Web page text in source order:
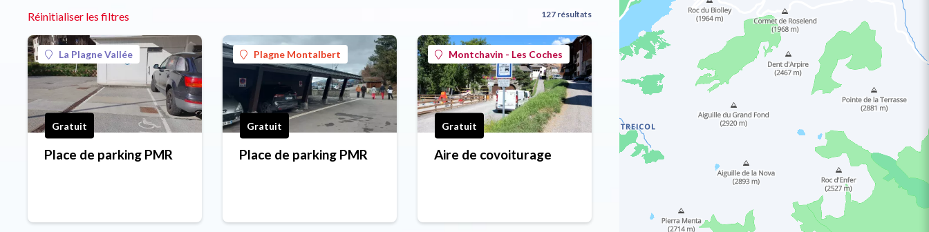
Réinitialiser les filtres 127 résultats
La Plagne Vallée
Gratuit
Place de parking PMR
Plagne Montalbert
Gratuit
Place de parking PMR
Montchavin - Les Coches
Gratuit
Aire de covoiturage